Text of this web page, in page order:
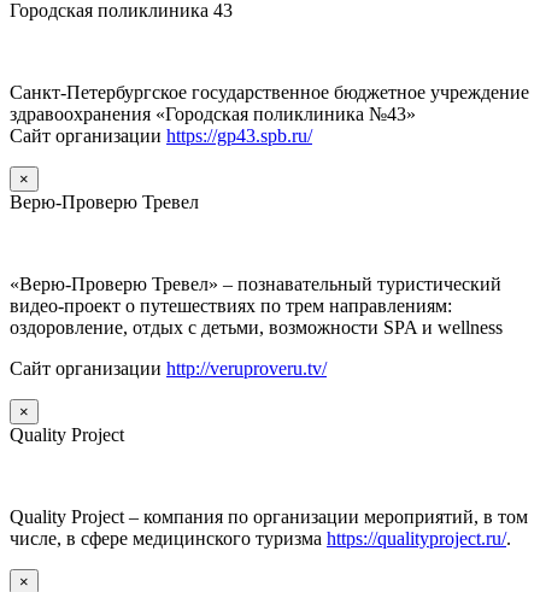
Городская поликлиника 43
Санкт-Петербургское государственное бюджетное учреждение
здравоохранения «Городская поликлиника №43»
Сайт организации https://gp43.spb.ru/
×
Верю-Проверю Тревел
«Верю-Проверю Тревел» – познавательный туристический
видео-проект о путешествиях по трем направлениям:
оздоровление, отдых с детьми, возможности SPA и wellness
Сайт организации http://veruproveru.tv/
×
Quality Project
Quality Project – компания по организации мероприятий, в том
числе, в сфере медицинского туризма https://qualityproject.ru/.
×